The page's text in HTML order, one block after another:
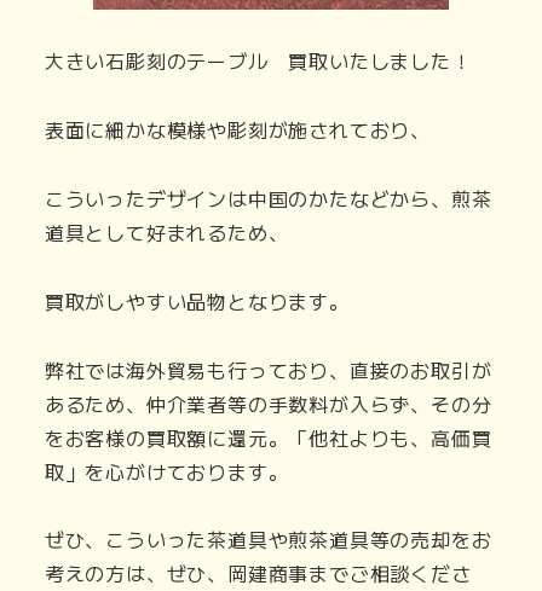
大きい石彫刻のテーブル 買取いたしました！
表面に細かな模様や彫刻が施されており、
こういったデザインは中国のかたなどから、煎茶
道具として好まれるため、
買取がしやすい品物となります。
弊社では海外貿易も行っており、直接のお取引が
あるため、仲介業者等の手数料が入らず、その分
をお客様の買取額に還元。「他社よりも、高価買
取」を心がけております。
ぜひ、こういった茶道具や煎茶道具等の売却をお
考えの方は、ぜひ、岡建商事までご相談くださ